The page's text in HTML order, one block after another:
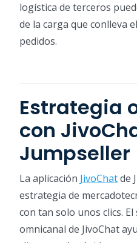
logística de terceros
de la carga que conlleva
pedidos.
Estrategia
con
Jumpseller
La aplicación JivoChatde
estrategia de
con tan solo unos clics.
omnicanal de JivoChat